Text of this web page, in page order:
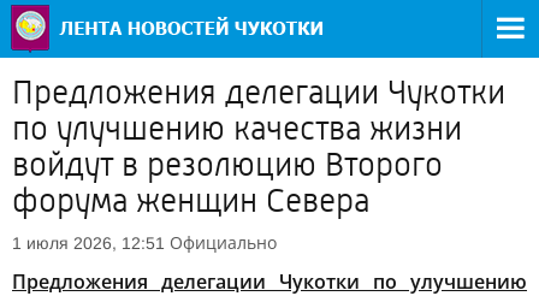
Предложения делегации Чукотки
по улучшению качества жизни
войдут в резолюцию Второго
форума женщин Севера
1 июля 2026, 12:51 Официально
Предложения делегации Чукотки по улучшению